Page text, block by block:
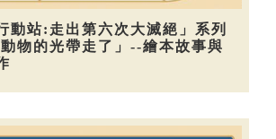
動站:走出第六次大滅絕」系列
物的光帶走了」--繪本故事與